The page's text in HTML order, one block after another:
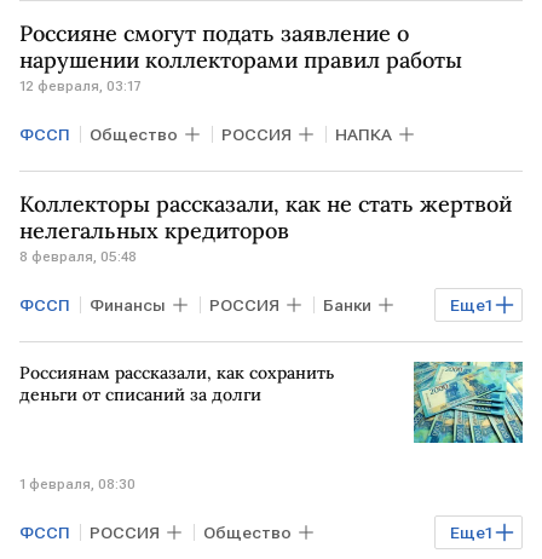
Россияне смогут подать заявление о
нарушении коллекторами правил работы
12 февраля, 03:17
ФССП Общество РОССИЯ НАПКА
Коллекторы рассказали, как не стать жертвой
нелегальных кредиторов
8 февраля, 05:48
Еще1
ФССП Финансы РОССИЯ Банки
Банк России
Россиянам рассказали, как сохранить
деньги от списаний за долги
1 февраля, 08:30
Еще1
ФССП РОССИЯ Общество